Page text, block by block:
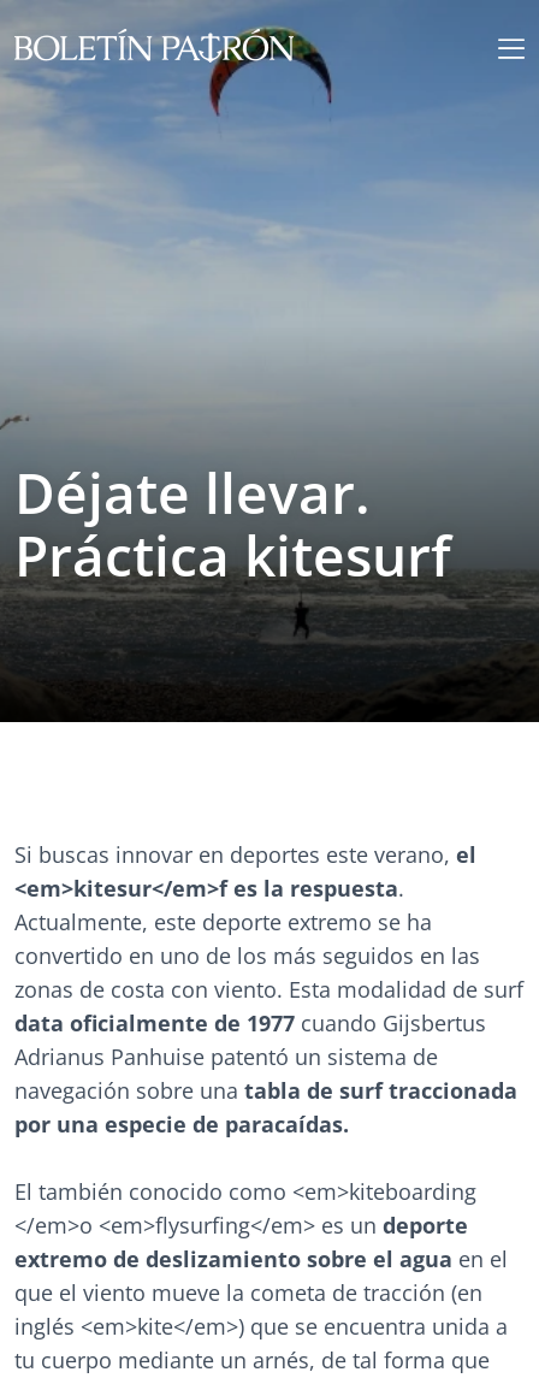
Déjate llevar.
Práctica kitesurf
Si buscas innovar en deportes este verano, el
<em>kitesur</em>f es la respuesta.
Actualmente, este deporte extremo se ha
convertido en uno de los más seguidos en las
zonas de costa con viento. Esta modalidad de surf
data oficialmente de 1977 cuando Gijsbertus
Adrianus Panhuise patentó un sistema de
navegación sobre una tabla de surf traccionada
por una especie de paracaídas.
El también conocido como <em>kiteboarding
</em>o <em>flysurfing</em> es un deporte
extremo de deslizamiento sobre el agua en el
que el viento mueve la cometa de tracción (en
inglés <em>kite</em>) que se encuentra unida a
tu cuerpo mediante un arnés, de tal forma que